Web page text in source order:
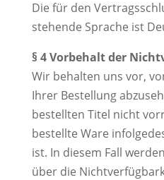
Die für den
stehende Sprache ist
§ 4 Vorbehalt der
Wir behalten uns vor,
Ihrer Bestellung
bestellten Titel nicht
bestellte Ware
ist. In diesem Fall
über die